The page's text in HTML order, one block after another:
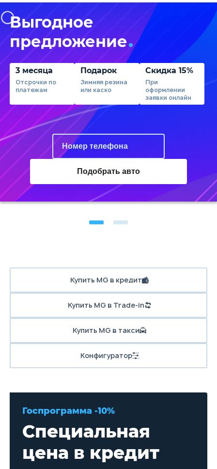
Выгодное
предложение
3 месяца
Отсрочки по
платежам
Подарок
Зимняя резина
или каско
Скидка 15%
При
оформлении
заявки онлайн
Подобрать авто
Купить MG в кредит
Купить MG в Trade-in
Купить MG в такси
Конфигуратор
Госпрограмма -10%
Специальная
цена в кредит